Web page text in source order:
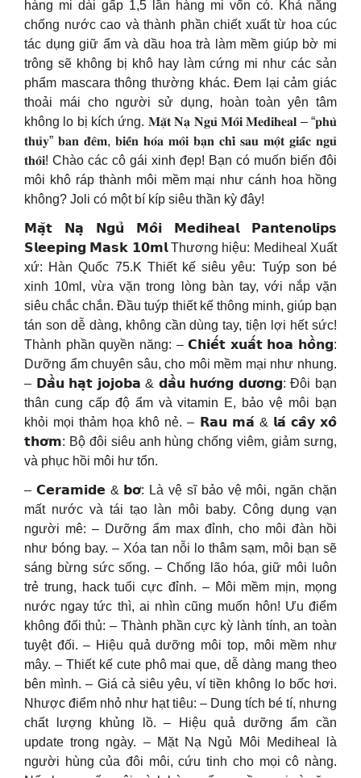
hàng mi dài gấp 1,5 lần hàng mi vốn có. Khả năng
chống nước cao và thành phần chiết xuất từ hoa cúc
tác dụng giữ ẩm và dầu hoa trà làm mềm giúp bờ mi
trông sẽ không bị khô hay làm cứng mi như các sản
phẩm mascara thông thường khác. Đem lại cảm giác
thoải mái cho người sử dụng, hoàn toàn yên tâm
không lo bị kích ứng. 𝐌𝐚̣̆𝐭 𝐍𝐚̣ 𝐍𝐠𝐮̉ 𝐌𝐨̂𝐢 𝐌𝐞𝐝𝐢𝐡𝐞𝐚𝐥 – “𝐩𝐡𝐮̀
𝐭𝐡𝐮̉𝐲” 𝐛𝐚𝐧 𝐝̄𝐞̂𝐦, 𝐛𝐢𝐞̂́𝐧 𝐡𝐨́𝐚 𝐦𝐨̂𝐢 𝐛𝐚̣𝐧 𝐜𝐡𝐢̉ 𝐬𝐚𝐮 𝐦𝐨̣̂𝐭 𝐠𝐢𝐚̂́𝐜 𝐧𝐠𝐮̉
𝐭𝐡𝐨̂𝐢! Chào các cô gái xinh đẹp! Bạn có muốn biến đôi
môi khô ráp thành môi mềm mại như cánh hoa hồng
không? Joli có một bí kíp siêu thần kỳ đây!
𝗠𝗮̣̆𝘁 𝗡𝗮̣ 𝗡𝗴𝘂̉ 𝗠𝗼̂𝗶 𝗠𝗲𝗱𝗶𝗵𝗲𝗮𝗹 𝗣𝗮𝗻𝘁𝗲𝗻𝗼𝗹𝗶𝗽𝘀
𝗦𝗹𝗲𝗲𝗽𝗶𝗻𝗴 𝗠𝗮𝘀𝗸 𝟭𝟬𝗺𝗹 Thương hiệu: Mediheal Xuất
xứ: Hàn Quốc 75.K Thiết kế siêu yêu: Tuýp son bé
xinh 10ml, vừa vặn trong lòng bàn tay, với nắp vặn
siêu chắc chắn. Đầu tuýp thiết kế thông minh, giúp bạn
tán son dễ dàng, không cần dùng tay, tiện lợi hết sức!
Thành phần quyền năng: – 𝗖𝗵𝗶𝗲̂́𝘁 𝘅𝘂𝗮̂́𝘁 𝗵𝗼𝗮 𝗵𝗼̂̀𝗻𝗴:
Dưỡng ẩm chuyên sâu, cho môi mềm mại như nhung.
– 𝗗𝗮̂̀𝘂 𝗵𝗮̣𝘁 𝗷𝗼𝗷𝗼𝗯𝗮 & 𝗱𝗮̂̀𝘂 𝗵𝘂̛𝗼̛́𝗻𝗴 𝗱𝘂̛𝗼̛𝗻𝗴: Đôi bạn
thân cung cấp độ ẩm và vitamin E, bảo vệ môi bạn
khỏi mọi thảm họa khô nẻ. – 𝗥𝗮𝘂 𝗺𝗮́ & 𝗹𝗮́ 𝗰𝗮̂𝘆 𝘅𝗼̂
𝘁𝗵𝗼̛𝗺: Bộ đôi siêu anh hùng chống viêm, giảm sưng,
và phục hồi môi hư tổn.
– 𝗖𝗲𝗿𝗮𝗺𝗶𝗱𝗲 & 𝗯𝗼̛: Là vệ sĩ bảo vệ môi, ngăn chặn
mất nước và tái tạo làn môi baby. Công dụng vạn
người mê: – Dưỡng ẩm max đỉnh, cho môi đàn hồi
như bóng bay. – Xóa tan nỗi lo thâm sạm, môi bạn sẽ
sáng bừng sức sống. – Chống lão hóa, giữ môi luôn
trẻ trung, hack tuổi cực đỉnh. – Môi mềm mịn, mọng
nước ngay tức thì, ai nhìn cũng muốn hôn! Ưu điểm
không đối thủ: – Thành phần cực kỳ lành tính, an toàn
tuyệt đối. – Hiệu quả dưỡng môi top, môi mềm như
mây. – Thiết kế cute phô mai que, dễ dàng mang theo
bên mình. – Giá cả siêu yêu, ví tiền không lo bốc hơi.
Nhược điểm nhỏ như hạt tiêu: – Dung tích bé tí, nhưng
chất lượng khủng lồ. – Hiệu quả dưỡng ẩm cần
update trong ngày. – Mặt Nạ Ngủ Môi Mediheal là
người hùng của đôi môi, cứu tinh cho mọi cô nàng.